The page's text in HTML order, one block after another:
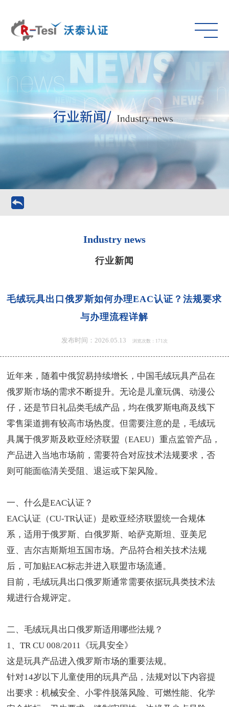
Industry news
行业新闻
毛绒玩具出口俄罗斯如何办理EAC认证？法规要求
与办理流程详解
发布时间：2026.05.13 浏览次数：171次
近年来，随着中俄贸易持续增长，中国毛绒玩具产品在
俄罗斯市场的需求不断提升。无论是儿童玩偶、动漫公
仔，还是节日礼品类毛绒产品，均在俄罗斯电商及线下
零售渠道拥有较高市场热度。但需要注意的是，毛绒玩
具属于俄罗斯及欧亚经济联盟（EAEU）重点监管产品，
产品进入当地市场前，需要符合对应技术法规要求，否
则可能面临清关受阻、退运或下架风险。
一、什么是EAC认证 ？
EAC认证（CU-TR认证）是欧亚经济联盟统一合规体
系，适用于俄罗斯、白俄罗斯、哈萨克斯坦、亚美尼
亚、吉尔吉斯斯坦五国市场。产品符合相关技术法规
后，可加贴EAC标志并进入联盟市场流通。
目前，毛绒玩具出口俄罗斯通常需要依据玩具类技术法
规进行合规评定。
二、毛绒玩具出口俄罗斯适用哪些法规？
1、TR CU 008/2011《玩具安全》
这是玩具产品进入俄罗斯市场的重要法规。
针对14岁以下儿童使用的玩具产品，法规对以下内容提
出要求：机械安全、小零件脱落风险、可燃性能、化学